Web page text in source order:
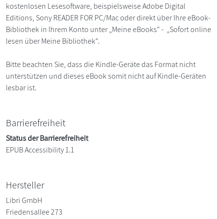
kostenlosen Lesesoftware, beispielsweise Adobe Digital
Editions, Sony READER FOR PC/Mac oder direkt über Ihre eBook-
Bibliothek in Ihrem Konto unter „Meine eBooks“ - „Sofort online
lesen über Meine Bibliothek“.
Bitte beachten Sie, dass die Kindle-Geräte das Format nicht
unterstützen und dieses eBook somit nicht auf Kindle-Geräten
lesbar ist.
Barrierefreiheit
Status der Barrierefreiheit
EPUB Accessibility 1.1
Hersteller
Libri GmbH
Friedensallee 273